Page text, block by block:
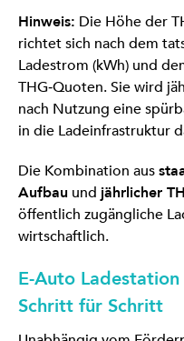
Hinweis: Die Höhe der
richtet sich nach dem
Ladestrom (kWh) und
THG‑Quoten. Sie wird
nach Nutzung eine
in die Ladeinfrastruktur
Die Kombination aus
Aufbau und jährlicher
öffentlich zugängliche
wirtschaftlich.
E-Auto
Schritt für Schritt